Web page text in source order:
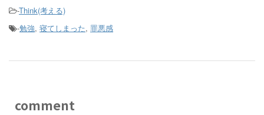
-Think(考える)
-勉強, 寝てしまった, 罪悪感
comment